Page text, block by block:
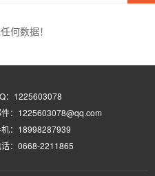
何数据！
： 1225603078
件：1225603078@qq.com
：18998287939
话：0668-2211865